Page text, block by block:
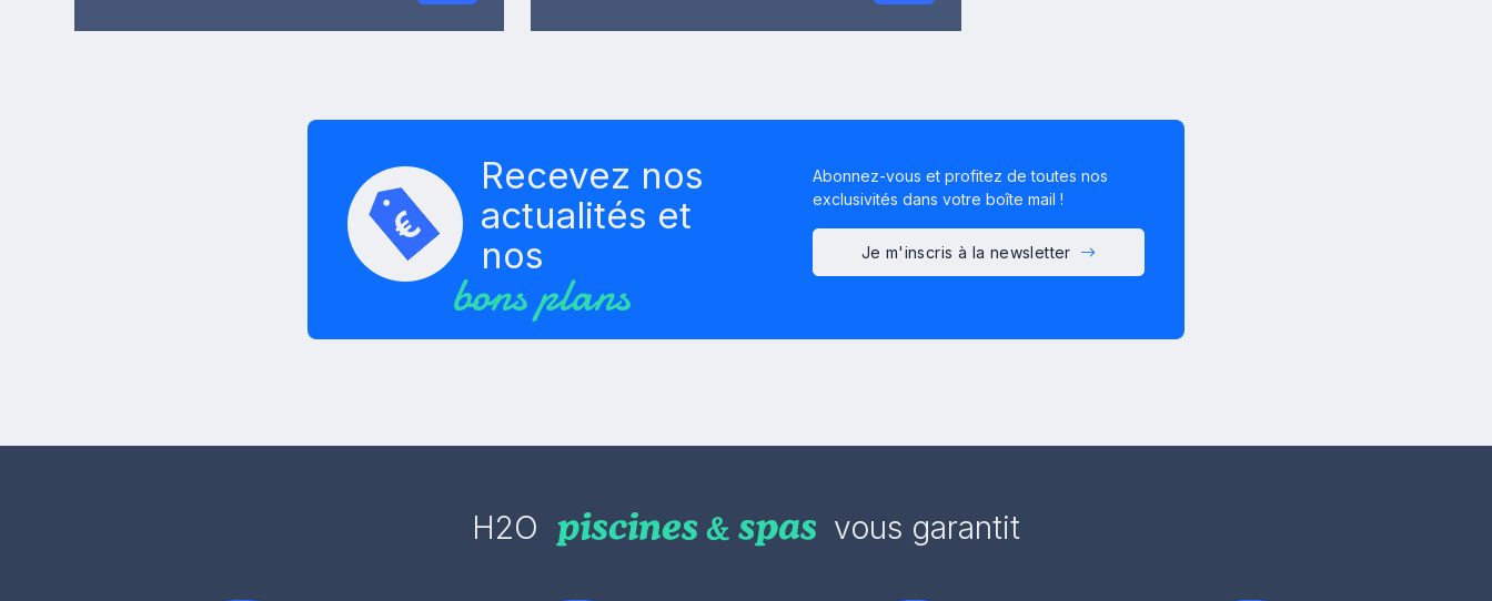
Recevez nos
actualités et
nos
bons plans
Abonnez-vous et profitez de toutes nos
exclusivités dans votre boîte mail !
Je m'inscris à la newsletter
H2O vous garantit